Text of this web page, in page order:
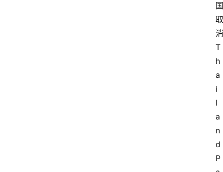
T
h
a
i
l
a
n
d
P